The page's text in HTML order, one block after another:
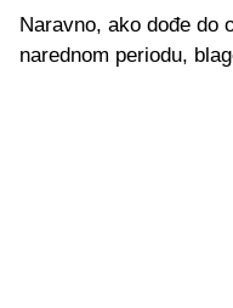
Naravno, ako dođe do
narednom periodu,